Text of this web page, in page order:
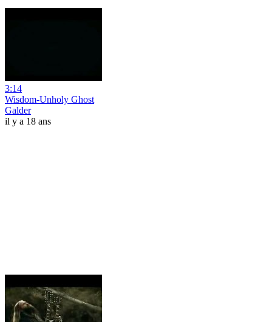
3:14
Wisdom-Unholy Ghost
Galder
il y a 18 ans